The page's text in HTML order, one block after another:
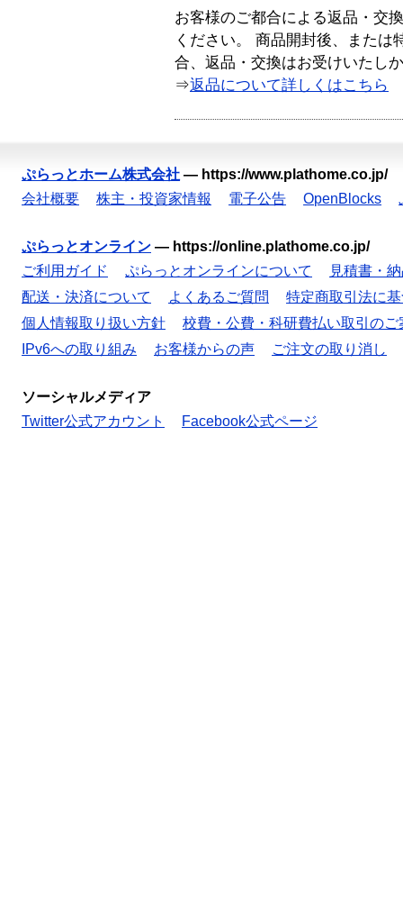
お客様のご都合による返品・交
ください。 商品開封後、または
合、返品・交換はお受けいたし
⇒返品について詳しくはこちら
ぷらっとホーム株式会社 — https://www.plathome.co.jp/
会社概要
株主・投資家情報 電子公告 OpenBlocks
ぷらっとオンライン — https://online.plathome.co.jp/
ご利用ガイド
ぷらっとオンラインについて
見積書・
配送・決済について
よくあるご質問
特定商取引法に
個人情報取り扱い方針
校費・公費・科研費払い取引のご
IPv6への取り組み
お客様からの声 ご注文の取り消し
ソーシャルメディア
Twitter公式アカウント
Facebook公式ページ